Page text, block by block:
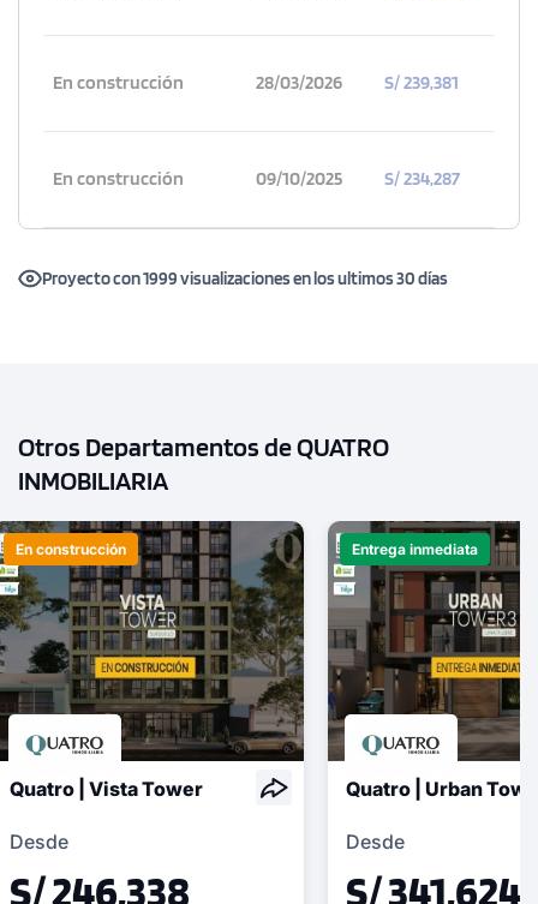
En construcción 28/03/2026 S/ 239,381
En construcción 09/10/2025 S/ 234,287
Proyecto con 1999 visualizaciones en los ultimos 30 días
Otros Departamentos de QUATRO
INMOBILIARIA
En construcción
Quatro | Vista Tower
Desde
S/ 246,338
Entrega inmediata
Quatro | Urban
Desde
S/ 341,624